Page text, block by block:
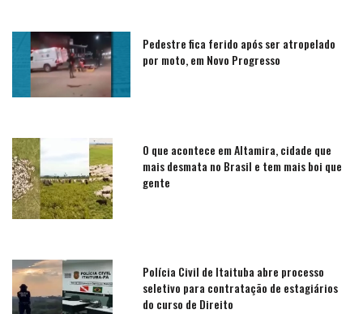
Pedestre fica ferido após ser atropelado
por moto, em Novo Progresso
O que acontece em Altamira, cidade que
mais desmata no Brasil e tem mais boi que
gente
Polícia Civil de Itaituba abre processo
seletivo para contratação de estagiários
do curso de Direito